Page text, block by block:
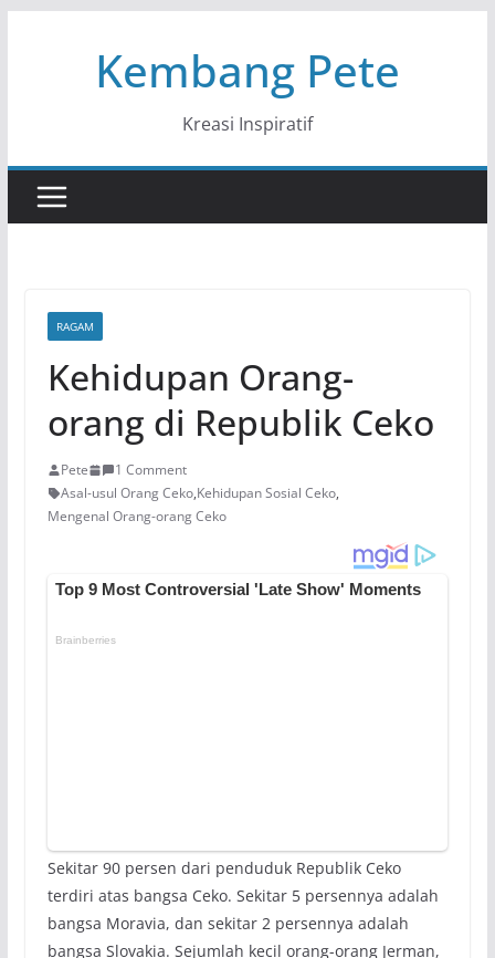
Kembang Pete
Kreasi Inspiratif
RAGAM
Kehidupan Orang-
orang di Republik Ceko
Pete
1 Comment
Asal-usul Orang Ceko,Kehidupan Sosial Ceko,
Mengenal Orang-orang Ceko
Sekitar 90 persen dari penduduk Republik Ceko
terdiri atas bangsa Ceko. Sekitar 5 persennya adalah
bangsa Moravia, dan sekitar 2 persennya adalah
bangsa Slovakia. Sejumlah kecil orang-orang Jerman,